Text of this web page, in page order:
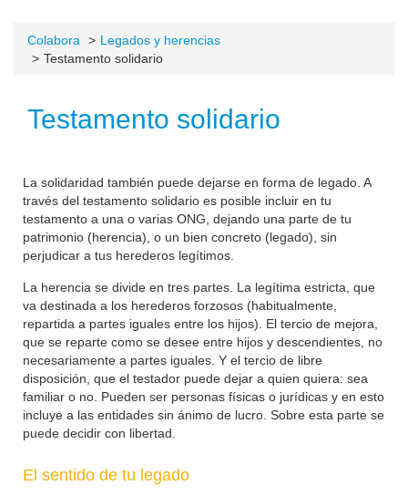
Colabora
Legados y herencias
Testamento solidario
Testamento solidario
La solidaridad también puede dejarse en forma de legado. A
través del testamento solidario es posible incluir en tu
testamento a una o varias ONG, dejando una parte de tu
patrimonio (herencia), o un bien concreto (legado), sin
perjudicar a tus herederos legítimos.
La herencia se divide en tres partes. La legítima estricta, que
va destinada a los herederos forzosos (habitualmente,
repartida a partes iguales entre los hijos). El tercio de mejora,
que se reparte como se desee entre hijos y descendientes, no
necesariamente a partes iguales. Y el tercio de libre
disposición, que el testador puede dejar a quien quiera: sea
familiar o no. Pueden ser personas físicas o jurídicas y en esto
incluye a las entidades sin ánimo de lucro. Sobre esta parte se
puede decidir con libertad.
El sentido de tu legado